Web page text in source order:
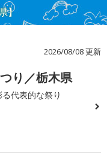
】
2026/08/08 更新
り／栃木県
代表的な祭り